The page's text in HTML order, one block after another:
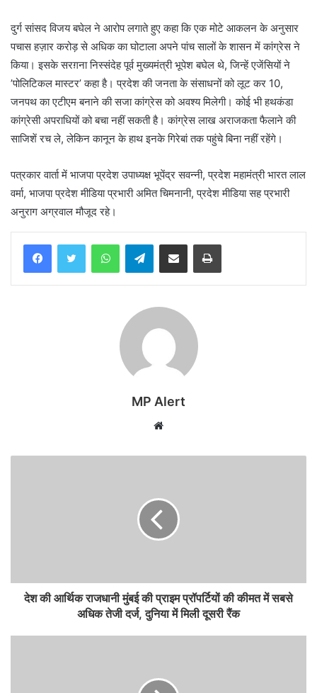
दुर्ग सांसद विजय बघेल ने आरोप लगाते हुए कहा कि एक मोटे आकलन के अनुसार
पचास हज़ार करोड़ से अधिक का घोटाला अपने पांच सालों के शासन में कांग्रेस ने
किया। इसके सरग़ना निस्संदेह पूर्व मुख्यमंत्री भूपेश बघेल थे, जिन्हें एजेंसियों ने
’पोलिटिकल मास्टर’ कहा है। प्रदेश की जनता के संसाधनों को लूट कर 10,
जनपथ का एटीएम बनाने की सजा कांग्रेस को अवश्य मिलेगी। कोई भी हथकंडा
कांग्रेसी अपराधियों को बचा नहीं सकती है। कांग्रेस लाख अराजकता फैलाने की
साजिशें रच ले, लेकिन कानून के हाथ इनके गिरेबां तक पहुंचे बिना नहीं रहेंगे।
पत्रकार वार्ता में भाजपा प्रदेश उपाध्यक्ष भूपेंद्र सवन्नी, प्रदेश महामंत्री भारत लाल
वर्मा, भाजपा प्रदेश मीडिया प्रभारी अमित चिमनानी, प्रदेश मीडिया सह प्रभारी
अनुराग अग्रवाल मौजूद रहे।
WhatsAppTelegramShare via Email Print
MP Alert
Website
देश की आर्थिक राजधानी मुंबई की प्राइम प्रॉपर्टियों की कीमत में सबसे
अधिक तेजी दर्ज, दुनिया में मिली दूसरी रैंक